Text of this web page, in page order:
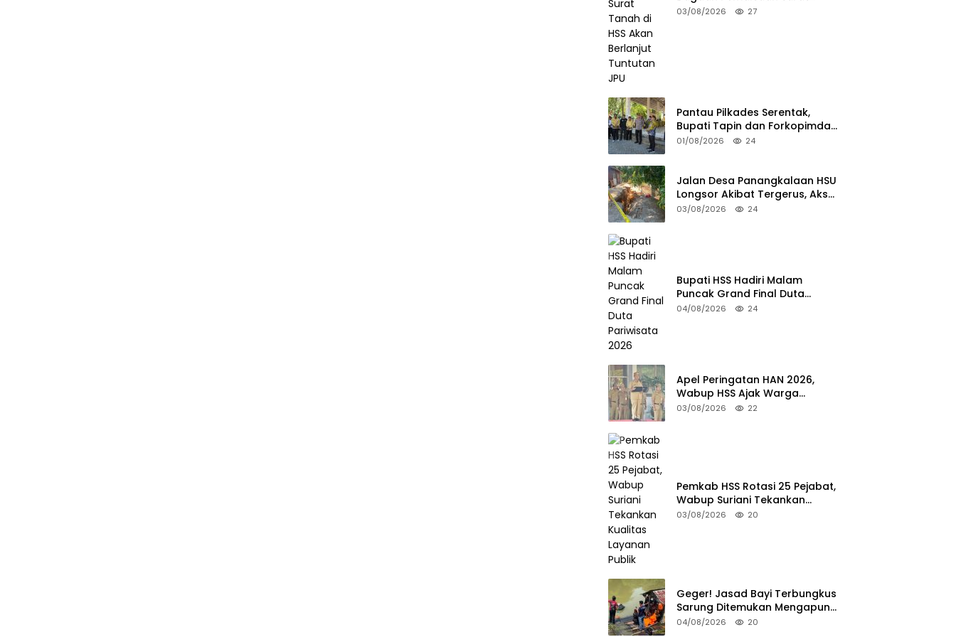
Tanah di HSS Akan Berlanjut
03/08/2026 27
Pantau Pilkades Serentak,
Bupati Tapin dan Forkopimda
Turun ke TPS
01/08/2026 24
Jalan Desa Panangkalaan HSU
Longsor Akibat Tergerus, Akses
Warga Putus
03/08/2026 24
Bupati HSS Hadiri Malam
Puncak Grand Final Duta
Pariwisata 2026
04/08/2026 24
Apel Peringatan HAN 2026,
Wabup HSS Ajak Warga
Wujudkan Lingkungan Ramah
03/08/2026 22
Pemkab HSS Rotasi 25 Pejabat,
Wabup Suriani Tekankan
Kualitas Layanan Publik
03/08/2026 20
Geger! Jasad Bayi Terbungkus
Sarung Ditemukan Mengapung
di Sungai HSU
04/08/2026 20